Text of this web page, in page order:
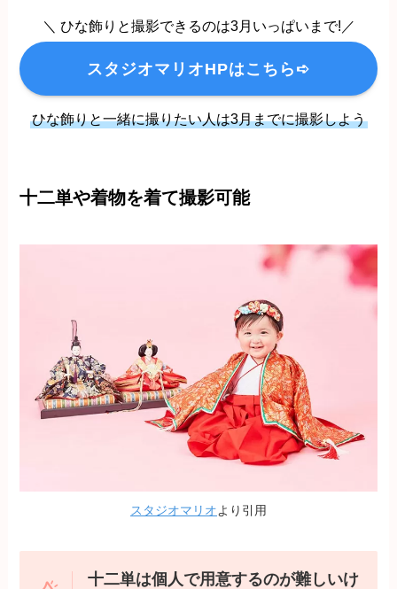
＼ ひな飾りと撮影できるのは3月いっぱいまで!／
スタジオマリオHPはこちら➪
ひな飾りと一緒に撮りたい人は3月までに撮影しよう
十二単や着物を着て撮影可能
スタジオマリオより引用
十二単は個人で用意するのが難しいけ